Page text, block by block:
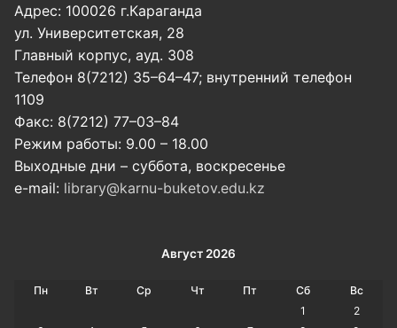
Адрес: 100026 г.Караганда
ул. Университетская, 28
Главный корпус, ауд. 308
Телефон 8(7212) 35–64–47; внутренний телефон
1109
Факс: 8(7212) 77–03–84
Режим работы: 9.00 – 18.00
Выходные дни – суббота, воскресенье
e-mail: library@karnu-buketov.edu.kz
Август 2026
Пн Вт Ср Чт Пт Сб
Вс
1
2